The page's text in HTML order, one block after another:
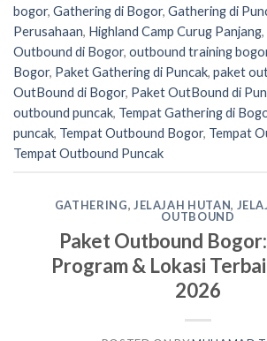
bogor, Gathering di Bogor, Gathering di
Perusahaan, Highland Camp Curug Panjang,
Outbound di Bogor, outbound training
Bogor, Paket Gathering di Puncak, paket
OutBound di Bogor, Paket OutBound di
outbound puncak, Tempat Gathering di
puncak, Tempat Outbound Bogor, Tempat
Tempat Outbound Puncak
GATHERING, JELAJAH HUTAN,
OUTBOUND
Paket Outbound
Program & Lokasi
2026